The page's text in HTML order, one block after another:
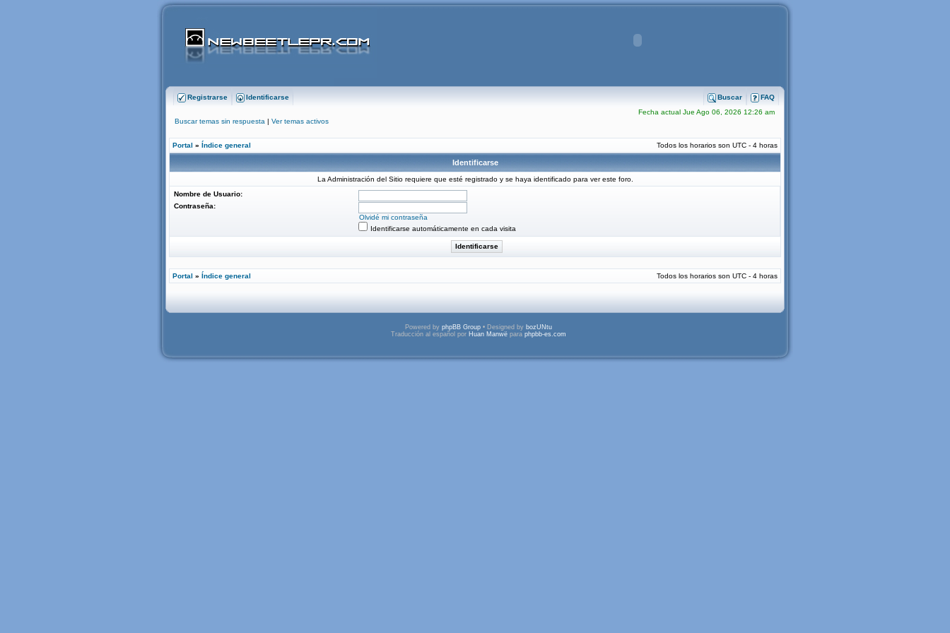
Registrarse Identificarse FAQ
Buscar
Fecha actual Jue Ago 06, 2026 12:26 am
Buscar temas sin respuesta | Ver temas activos
Portal » Índice general Todos los horarios son UTC - 4 horas
Identificarse
La Administración del Sitio requiere que esté registrado y se haya identificado para ver este foro.
Nombre de Usuario:
Contraseña:
Olvidé mi contraseña
Identificarse automáticamente en cada visita
Portal » Índice general Todos los horarios son UTC - 4 horas
Powered by phpBB Group • Designed by bozUNtu
Traducción al español por Huan Manwë para phpbb-es.com